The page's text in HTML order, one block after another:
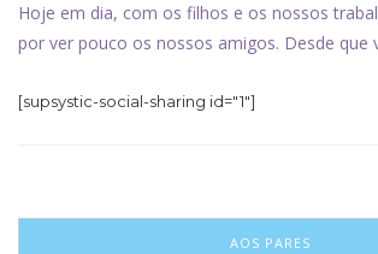
Hoje em dia, com os filhos e os nossos
por ver pouco os nossos amigos. Desde que
[supsystic-social-sharing id="1"]
AOS PARES